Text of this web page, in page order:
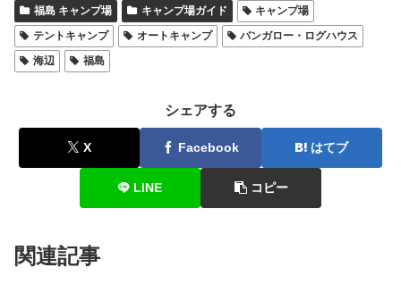
福島 キャンプ場 キャンプ場ガイド
キャンプ場
テントキャンプ
オートキャンプ
バンガロー・ログハウス
海辺
福島
シェアする
X Facebook はてブ
LINE コピー
関連記事